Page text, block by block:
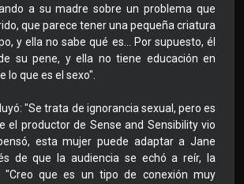
a su madre sobre un problema que
que parece tener una pequeña criatura
y ella no sabe qué es... Por supuesto, él
su pene, y ella no tiene educación en
lo que es el sexo".
"Se trata de ignorancia sexual, pero es
el productor de Sense and Sensibility vio
esta mujer puede adaptar a Jane
de que la audiencia se echó a reír, la
"Creo que es un tipo de conexión muy